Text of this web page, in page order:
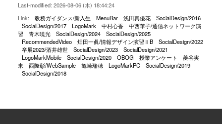
Last-modified: 2026-08-06 (木) 18:44:24
Link:
教務ガイダンス/新入生 MenuBar 浅田真優花
SocialDesign/2016
SocialDesign/2017
LogoMark 中村心香
中西華子/通信ネットワーク演
習
青木暁光 SocialDesign/2024
SocialDesign/2025
RecommendedVideo
畑田一眞/情報デザイン演習ⅡB
SocialDesign/2022
卒展2023/酒井雄世
SocialDesign/2023
SocialDesign/2021
LogoMarkMobile
SocialDesign/2020 OBOG 授業アンケート
菱谷実
来
西隆彰/WebSample 亀崎瑞穂 LogoMarkPC
SocialDesign/2019
SocialDesign/2018